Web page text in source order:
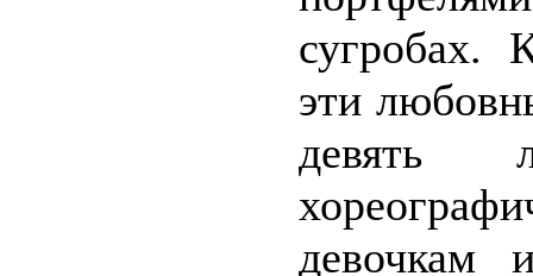
сугробах.
эти
девять
девочкам